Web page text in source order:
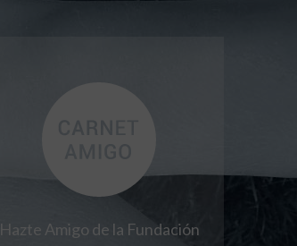
Hazte Amigo de la Fundación